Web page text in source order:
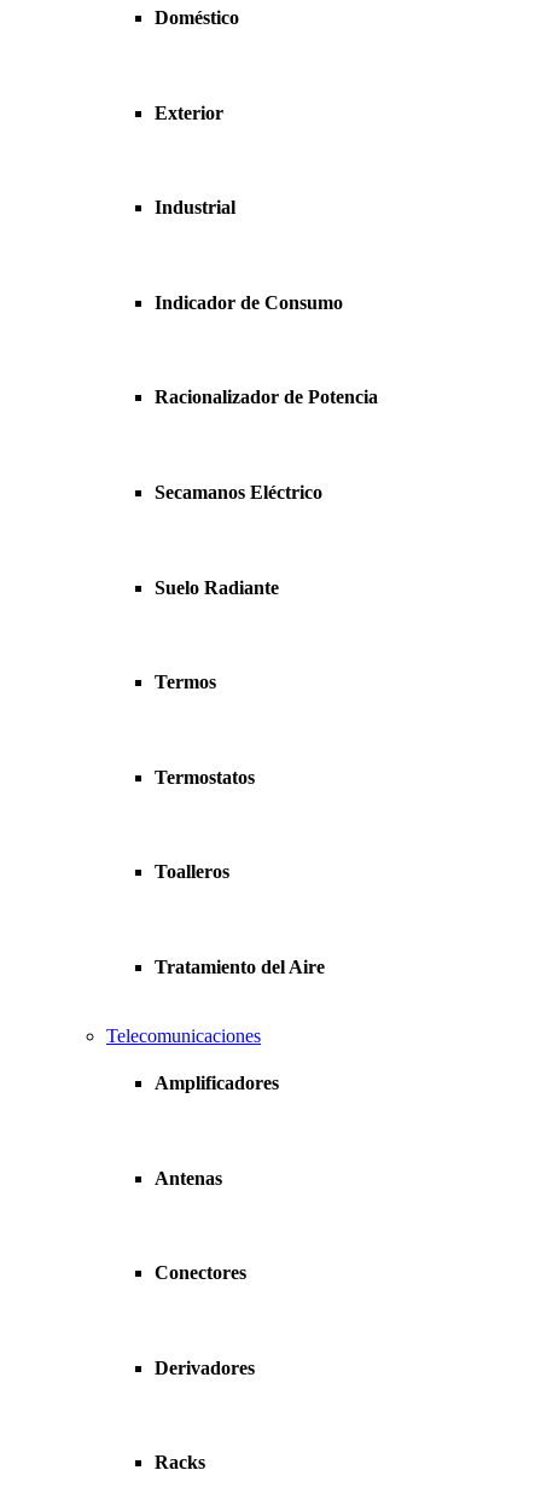
Doméstico
Exterior
Industrial
Indicador de Consumo
Racionalizador de Potencia
Secamanos Eléctrico
Suelo Radiante
Termos
Termostatos
Toalleros
Tratamiento del Aire
Telecomunicaciones
Amplificadores
Antenas
Conectores
Derivadores
Racks